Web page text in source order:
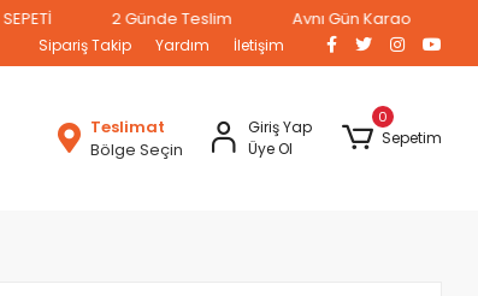
2 Günde Teslim Aynı Gün Kargo
Sipariş Takip Yardım İletişim
Teslimat
Bölge Seçin
Giriş Yap
Üye Ol
0
Sepetim